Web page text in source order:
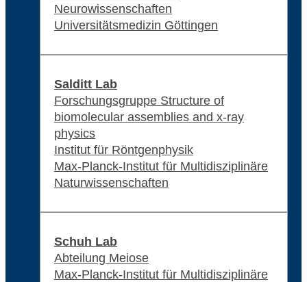
Neurowissenschaften
Universitätsmedizin Göttingen
Salditt Lab
Forschungsgruppe Structure of
biomolecular assemblies and x-ray
physics
Institut für Röntgenphysik
Max-Planck-Institut für Multidisziplinäre
Naturwissenschaften
Schuh Lab
Abteilung Meiose
Max-Planck-Institut für Multidisziplinäre